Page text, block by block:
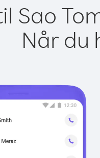
Sao
Når du